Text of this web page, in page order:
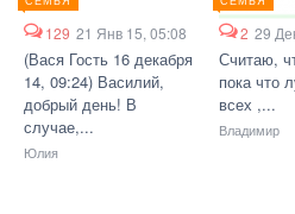
129 21 Янв 15, 05:08
(Вася Гость 16 декабря
14, 09:24) Василий,
добрый день! В
случае,...
Юлия
2 29
Считаю,
пока что
всех ,...
Владимир